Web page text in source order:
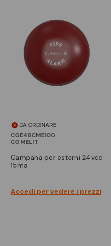
DA ORDINARE
COE48CME100
COMELIT
campana per esterni 24vcc
15ma
Accedi per vedere i prezzi